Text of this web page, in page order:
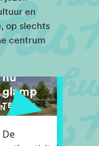
en
op slechts
centrum
hu
glamp
TENTEN
De